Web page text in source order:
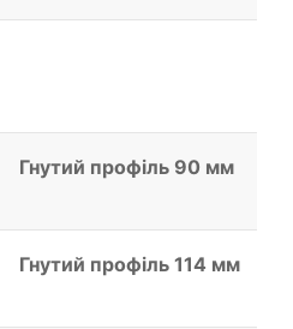
Гнутий профіль 90 мм
Гнутий профіль 114 мм